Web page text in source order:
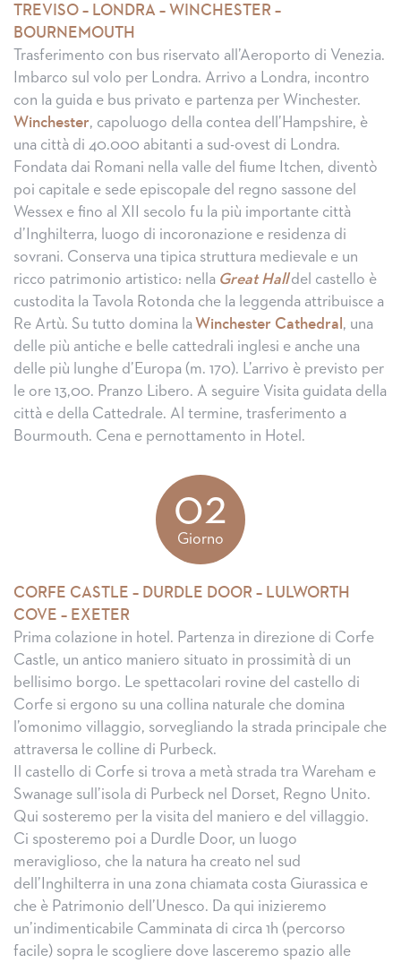
TREVISO – LONDRA – WINCHESTER –
BOURNEMOUTH
Trasferimento con bus riservato all’Aeroporto di Venezia.
Imbarco sul volo per Londra. Arrivo a Londra, incontro
con la guida e bus privato e partenza per Winchester.
Winchester, capoluogo della contea dell’Hampshire, è
una città di 40.000 abitanti a sud-ovest di Londra.
Fondata dai Romani nella valle del fiume Itchen, diventò
poi capitale e sede episcopale del regno sassone del
Wessex e fino al XII secolo fu la più importante città
d’Inghilterra, luogo di incoronazione e residenza di
sovrani. Conserva una tipica struttura medievale e un
ricco patrimonio artistico: nella Great Halldel castello è
custodita la Tavola Rotonda che la leggenda attribuisce a
Re Artù. Su tutto domina la Winchester Cathedral , una
delle più antiche e belle cattedrali inglesi e anche una
delle più lunghe d’Europa (m. 170). L’arrivo è previsto per
le ore 13,00. Pranzo Libero. A seguire Visita guidata della
città e della Cattedrale. Al termine, trasferimento a
Bourmouth. Cena e pernottamento in Hotel.
02
Giorno
CORFE CASTLE – DURDLE DOOR – LULWORTH
COVE – EXETER
Prima colazione in hotel. Partenza in direzione di Corfe
Castle, un antico maniero situato in prossimità di un
bellisimo borgo. Le spettacolari rovine del castello di
Corfe si ergono su una collina naturale che domina
l’omonimo villaggio, sorvegliando la strada principale che
attraversa le colline di Purbeck.
Il castello di Corfe si trova a metà strada tra Wareham e
Swanage sull’isola di Purbeck nel Dorset, Regno Unito.
Qui sosteremo per la visita del maniero e del villaggio.
Ci sposteremo poi a Durdle Door, un luogo
meraviglioso, che la natura ha creato nel sud
dell’Inghilterra in una zona chiamata costa Giurassica e
che è Patrimonio dell’Unesco. Da qui inizieremo
un’indimenticabile Camminata di circa 1h (percorso
facile) sopra le scogliere dove lasceremo spazio alle